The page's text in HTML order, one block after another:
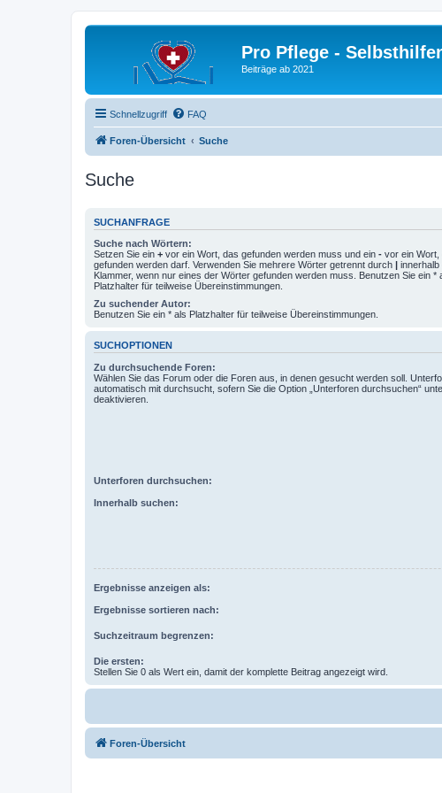
Pro Pflege -
Beiträge ab 2021
Schnellzugriff FAQ
Foren-Übersicht Suche
Suche
SUCHANFRAGE
Suche nach Wörtern:
Setzen Sie ein + vor ein Wort, das gefunden werden muss und ein - vor ein Wort,
gefunden werden darf. Verwenden Sie mehrere Wörter getrennt durch | innerhalb
Klammer, wenn nur eines der Wörter gefunden werden muss. Benutzen Sie ein *
Platzhalter für teilweise Übereinstimmungen.
Zu suchender Autor:
Benutzen Sie ein * als Platzhalter für teilweise Übereinstimmungen.
SUCHOPTIONEN
Zu durchsuchende Foren:
Wählen Sie das Forum oder die Foren aus, in denen gesucht werden soll.
automatisch mit durchsucht, sofern Sie die Option „Unterforen durchsuchen“
deaktivieren.
Unterforen durchsuchen:
Innerhalb suchen:
Ergebnisse anzeigen als:
Ergebnisse sortieren nach:
Suchzeitraum begrenzen:
Die ersten:
Stellen Sie 0 als Wert ein, damit der komplette Beitrag angezeigt wird.
Foren-Übersicht